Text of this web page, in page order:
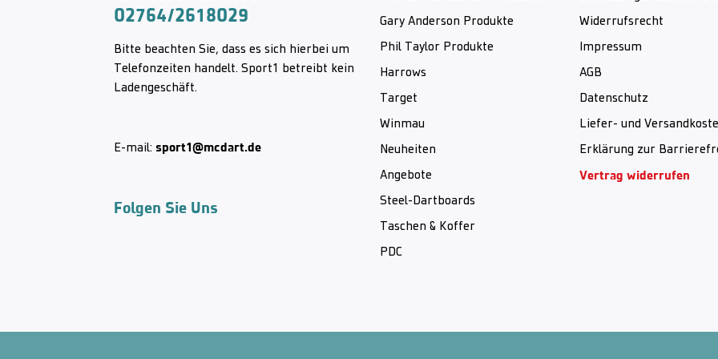
02764/2618029
Bitte beachten Sie, dass es sich hierbei um
Telefonzeiten handelt. Sport1 betreibt kein
Ladengeschäft.
E-mail: sport1@mcdart.de
Folgen Sie Uns
Gary Anderson Produkte
Phil Taylor Produkte
Harrows
Target
Winmau
Neuheiten
Angebote
Steel-Dartboards
Taschen & Koffer
PDC
Widerrufsrecht
Impressum
AGB
Datenschutz
Liefer- und
Erklärung zur
Vertrag widerrufen